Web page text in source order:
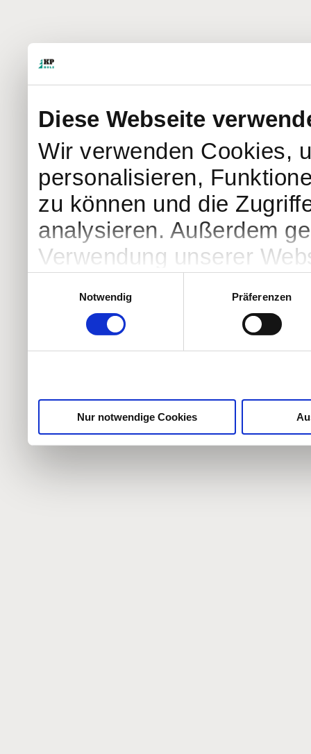
Diese Webseite
Wir verwenden Cookies,
personalisieren,
zu können und die
analysieren. Außerdem
Verwendung unserer
Partner führen diese
weiteren Daten
Notwendig
Präferenzen
Nur notwendige Cookies